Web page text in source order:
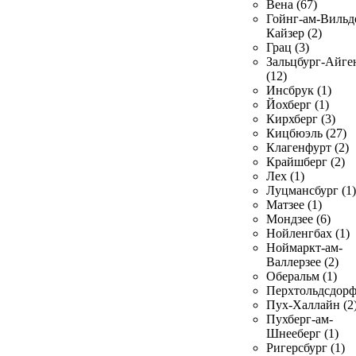
Вена (67)
Гойнг-ам-
Кайзер (2)
Грац (3)
Зальцбург-
(12)
Инсбрук (1)
Йохберг (1)
Кирхберг (3)
Кицбюэль (27)
Клагенфурт (2)
Крайшберг (2)
Лех (1)
Луцмансбург (1)
Матзее (1)
Мондзее (6)
Нойленгбах (1)
Ноймаркт-ам-
Валлерзее (2)
Оберальм (1)
Пух-Халлайн
Пухберг-ам-
Шнееберг (1)
Ригерсбург (1)